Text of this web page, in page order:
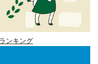
ンキング